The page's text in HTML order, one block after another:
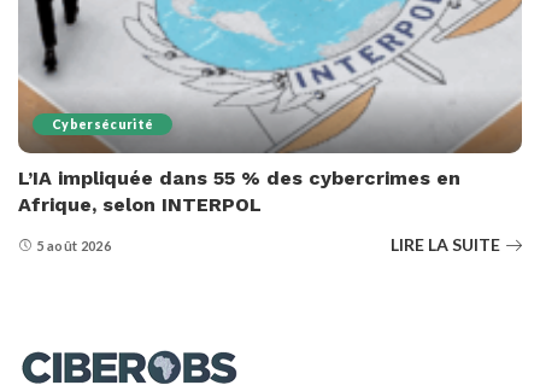
Cybersécurité
L’IA impliquée dans 55 % des cybercrimes en
Afrique, selon INTERPOL
5 août 2026 LIRE LA SUITE